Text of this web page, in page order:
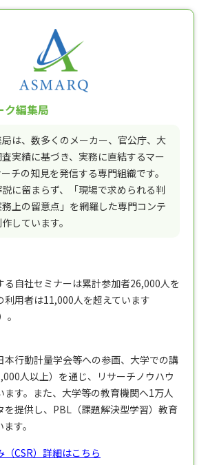
ク編集局
は、数多くのメーカー、官公庁、大
実績に基づき、実務に直結するマー
チの知見を発信する専門組織です。
に留まらず、「現場で求められる判
上の留意点」を網羅した専門コンテ
しています。
る自社セミナーは累計参加者26,000人を
利用者は11,000人を超えています
。
本行動計量学会等への参画、大学での講
人以上）を通じ、リサーチノウハウ
ます。また、大学等の教育機関へ1万人
を提供し、PBL（課題解決型学習）教育
す。
CSR）詳細はこちら